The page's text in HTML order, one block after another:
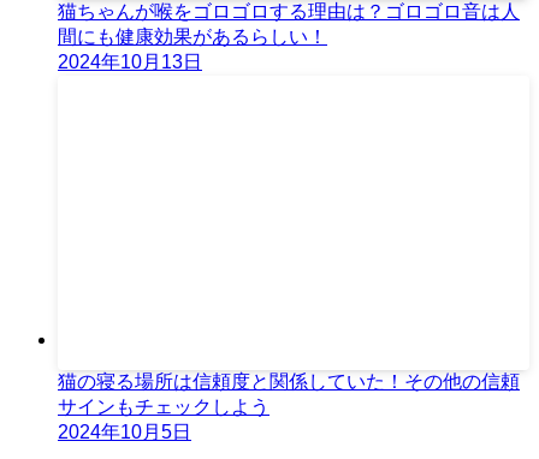
猫ちゃんが喉をゴロゴロする理由は？ゴロゴロ音は人
間にも健康効果があるらしい！
2024年10月13日
猫の寝る場所は信頼度と関係していた！その他の信頼
サインもチェックしよう
2024年10月5日